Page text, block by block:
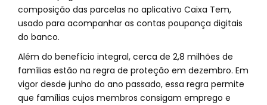
composição das parcelas no aplicativo Caixa Tem,
usado para acompanhar as contas poupança digitais
do banco.
Além do benefício integral, cerca de 2,8 milhões de
famílias estão na regra de proteção em dezembro. Em
vigor desde junho do ano passado, essa regra permite
que famílias cujos membros consigam emprego e